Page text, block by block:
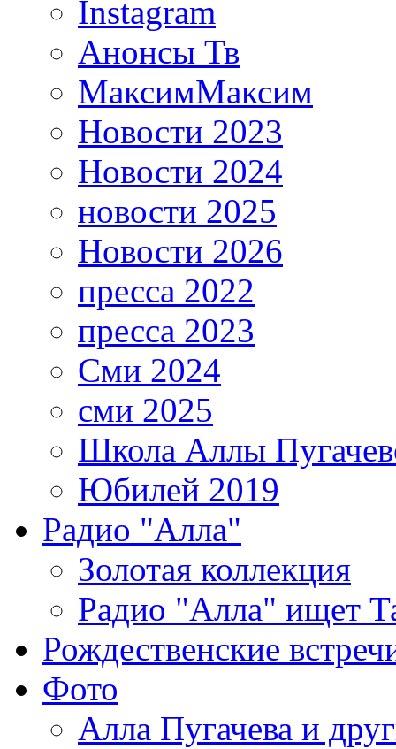
Instagram
Анонсы Тв
МаксимМаксим
Новости 2023
Новости 2024
новости 2025
Новости 2026
пресса 2022
пресса 2023
Сми 2024
сми 2025
Школа Аллы
Юбилей 2019
Радио "Алла"
Золотая коллекция
Радио "Алла" ищет
Рождественские
Фото
Алла Пугачева и